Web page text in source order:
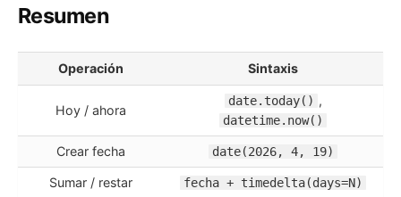
Resumen
Operación Sintaxis
Hoy / ahora
date.today() ,
datetime.now()
Crear fecha date(2026, 4, 19)
Sumar / restar fecha + timedelta(days=N)